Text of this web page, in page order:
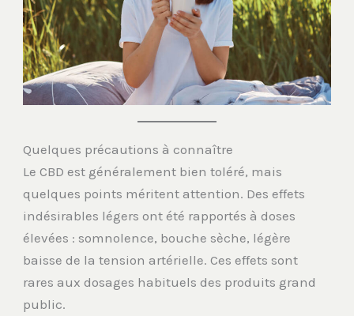
Quelques précautions à connaître
Le CBD est généralement bien toléré, mais
quelques points méritent attention. Des effets
indésirables légers ont été rapportés à doses
élevées : somnolence, bouche sèche, légère
baisse de la tension artérielle. Ces effets sont
rares aux dosages habituels des produits grand
public.